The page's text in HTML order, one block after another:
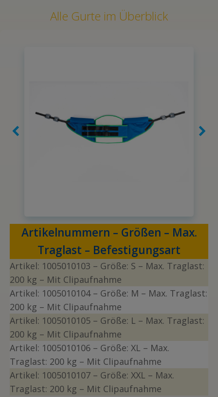
Alle Gurte im Überblick
Artikelnummern – Größen – Max.
Traglast – Befestigungsart
Artikel: 1005010103 – Größe: S – Max. Traglast:
200 kg – Mit Clipaufnahme
Artikel: 1005010104– Größe: M – Max. Traglast:
200 kg – Mit Clipaufnahme
Artikel: 1005010105 – Größe: L – Max. Traglast:
200 kg – Mit Clipaufnahme
Artikel: 1005010106 – Größe: XL – Max.
Traglast: 200 kg – Mit Clipaufnahme
Artikel: 1005010107 – Größe: XXL – Max.
Traglast: 200 kg – Mit Clipaufnahme